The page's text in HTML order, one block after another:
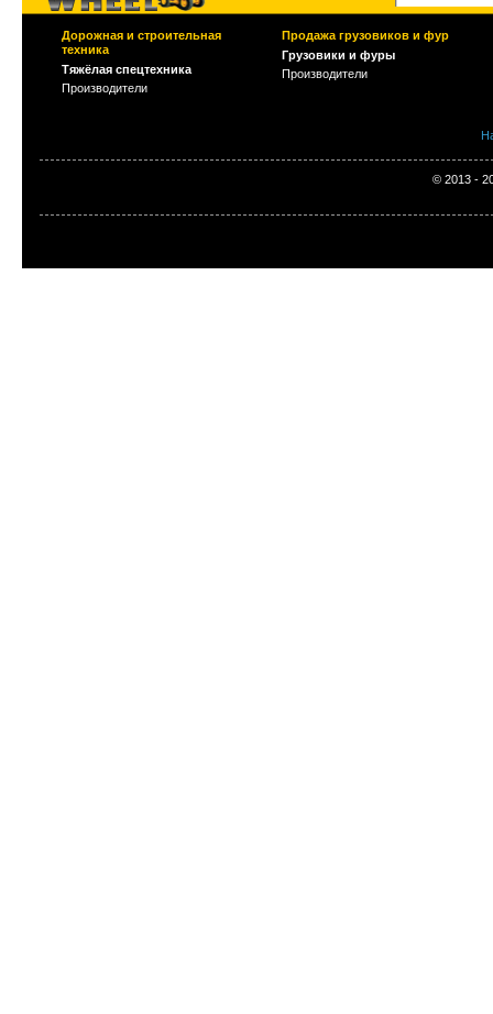
Дорожная и строительная
техника
Тяжёлая спецтехника
Производители
Продажа грузовиков и фур
Грузовики и фуры
Производители
© 2013 -